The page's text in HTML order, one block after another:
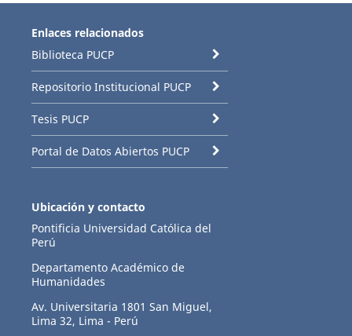
Enlaces relacionados
Biblioteca PUCP
Repositorio Institucional PUCP
Tesis PUCP
Portal de Datos Abiertos PUCP
Ubicación y contacto
Pontificia Universidad Católica del
Perú
Departamento Académico de
Humanidades
Av. Universitaria 1801 San Miguel,
Lima 32, Lima - Perú